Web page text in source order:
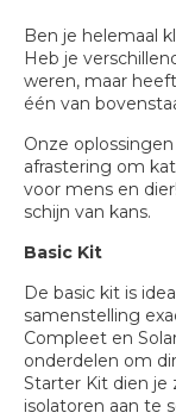
Ben je helemaal
Heb je
weren, maar
één van
Onze
afrastering om
voor mens en
schijn van kans.
Basic Kit
De basic kit is
samenstelling
Compleet en
onderdelen om
Starter Kit dien je
isolatoren aan te